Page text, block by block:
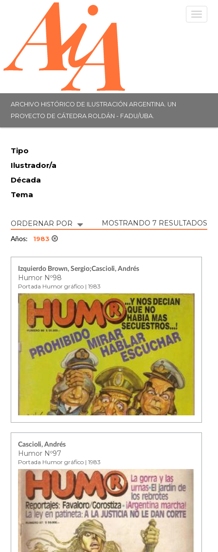
ARCHIVO HISTÓRICO DE ILUSTRACIÓN ARGENTINA. UN
PROYECTO DE CÁTEDRA ROLDÁN - FADU/UBA.
Tipo
Ilustrador/a
Década
Tema
ORDERNAR POR MOSTRANDO 7 RESULTADOS
Años: 1983
Izquierdo Brown, Sergio;Cascioli, Andrés
Humor Nº98
Portada Humor gráfico | 1983
Cascioli, Andrés
Humor Nº97
Portada Humor gráfico | 1983